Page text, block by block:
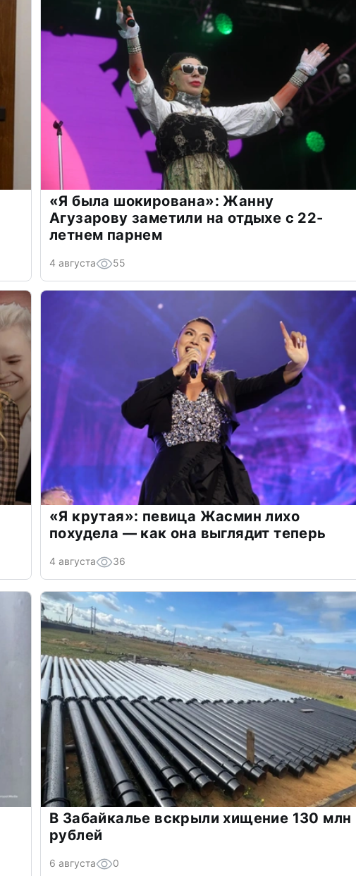
«Я была шокирована»: Жанну
Агузарову заметили на отдыхе с 22-
летнем парнем
4 августа 55
«Я крутая»: певица Жасмин лихо
похудела — как она выглядит теперь
4 августа 36
В Забайкалье вскрыли хищение 130 млн
рублей
6 августа 0